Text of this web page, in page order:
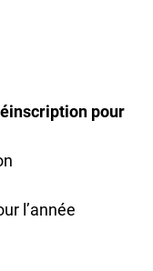
pour
l’année